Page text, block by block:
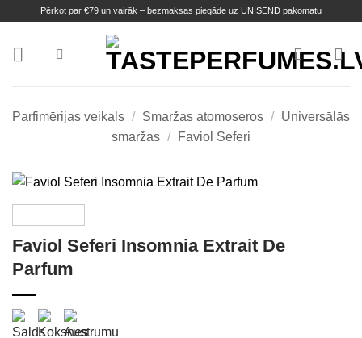
content
Pērkot par €79 un vairāk – bezmaksas piegāde uz UNISEND pakomatu
Parfimērijas veikals / Smaržas atomoseros /
Universālās
smaržas / Faviol Seferi
Faviol Seferi Insomnia Extrait De
Parfum